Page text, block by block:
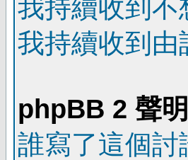
我持續收到
我持續收到
phpBB 2 聲明
誰寫了這個討